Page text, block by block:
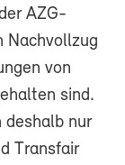
AZG-
Nachvollzug
von
sind.
deshalb nur
Transfair